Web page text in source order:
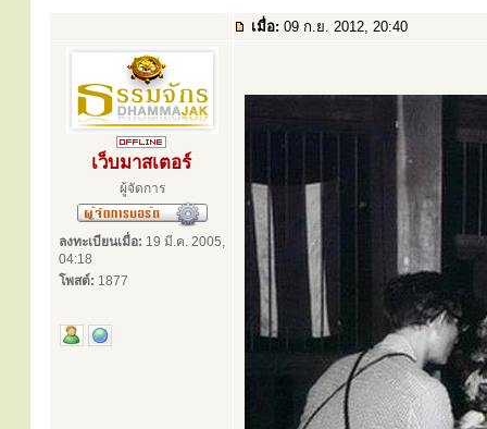
เมื่อ: 09 ก.ย. 2012, 20:40
เว็บมาสเตอร์
ผู้จัดการ
ลงทะเบียนเมื่อ: 19 มี.ค. 2005,
04:18
โพสต์: 1877